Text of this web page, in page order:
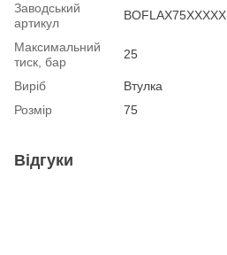
Заводський
артикул
BOFLAX75XXXXX
Максимальний
тиск, бар
25
Виріб
Втулка
Розмір
75
Відгуки